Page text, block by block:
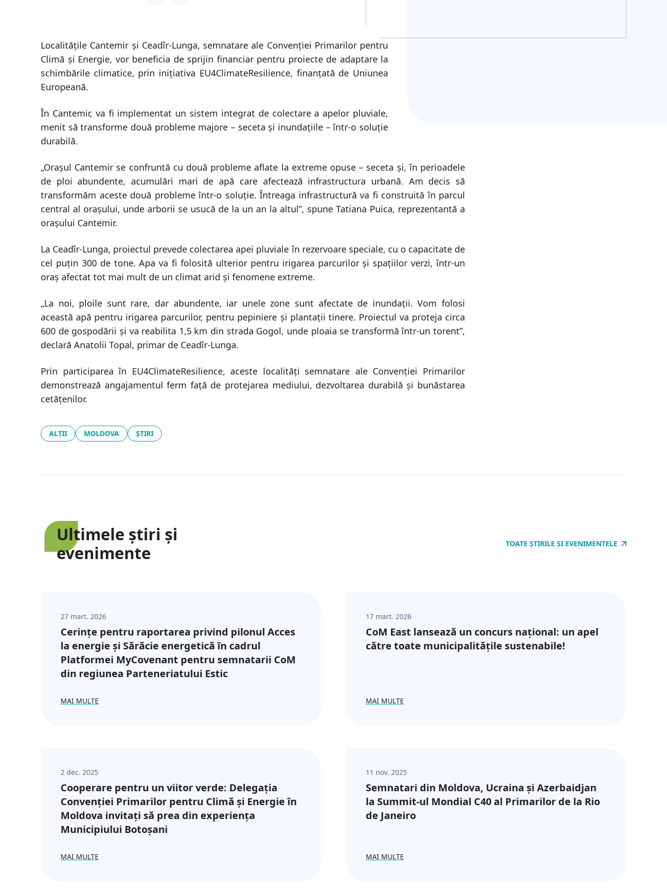
Localitățile Cantemir și Ceadîr-Lunga, semnatare ale Convenției Primarilor pentru
Climă și Energie, vor beneficia de sprijin financiar pentru proiecte de adaptare la
schimbările climatice, prin inițiativa EU4ClimateResilience, finanțată de Uniunea
Europeană.
În Cantemir, va fi implementat un sistem integrat de colectare a apelor pluviale,
menit să transforme două probleme majore – seceta și inundațiile – într-o soluție
durabilă.
„Orașul Cantemir se confruntă cu două probleme aflate la extreme opuse – seceta și, în perioadele
de ploi abundente, acumulări mari de apă care afectează infrastructura urbană. Am decis să
transformăm aceste două probleme într-o soluție. Întreaga infrastructură va fi construită în parcul
central al orașului, unde arborii se usucă de la un an la altul”, spune Tatiana Puica, reprezentantă a
orașului Cantemir.
La Ceadîr-Lunga, proiectul prevede colectarea apei pluviale în rezervoare speciale, cu o capacitate de
cel puțin 300 de tone. Apa va fi folosită ulterior pentru irigarea parcurilor și spațiilor verzi, într-un
oraș afectat tot mai mult de un climat arid și fenomene extreme.
„La noi, ploile sunt rare, dar abundente, iar unele zone sunt afectate de inundații. Vom folosi
această apă pentru irigarea parcurilor, pentru pepiniere și plantații tinere. Proiectul va proteja circa
600 de gospodării și va reabilita 1,5 km din strada Gogol, unde ploaia se transformă într-un torent”,
declară Anatolii Topal, primar de Ceadîr-Lunga.
Prin participarea în EU4ClimateResilience, aceste localități semnatare ale Convenției Primarilor
demonstrează angajamentul ferm față de protejarea mediului, dezvoltarea durabilă și bunăstarea
cetățenilor.
ALȚII MOLDOVA ȘTIRI
Ultimele știri și
evenimente
TOATE ȘTIRILE ȘI EVENIMENTELE
27 mart. 2026
Cerințe pentru raportarea privind pilonul Acces
la energie și Sărăcie energetică în cadrul
Platformei MyCovenant pentru semnatarii CoM
din regiunea Parteneriatului Estic
MAI MULTE
17 mart. 2026
CoM East lansează un concurs național: un apel
către toate municipalitățile sustenabile!
MAI MULTE
2 dec. 2025
Cooperare pentru un viitor verde: Delegația
Convenției Primarilor pentru Climă și Energie în
Moldova invitați să prea din experiența
Municipiului Botoșani
MAI MULTE
11 nov. 2025
Semnatari din Moldova, Ucraina și Azerbaidjan
la Summit-ul Mondial C40 al Primarilor de la Rio
de Janeiro
MAI MULTE